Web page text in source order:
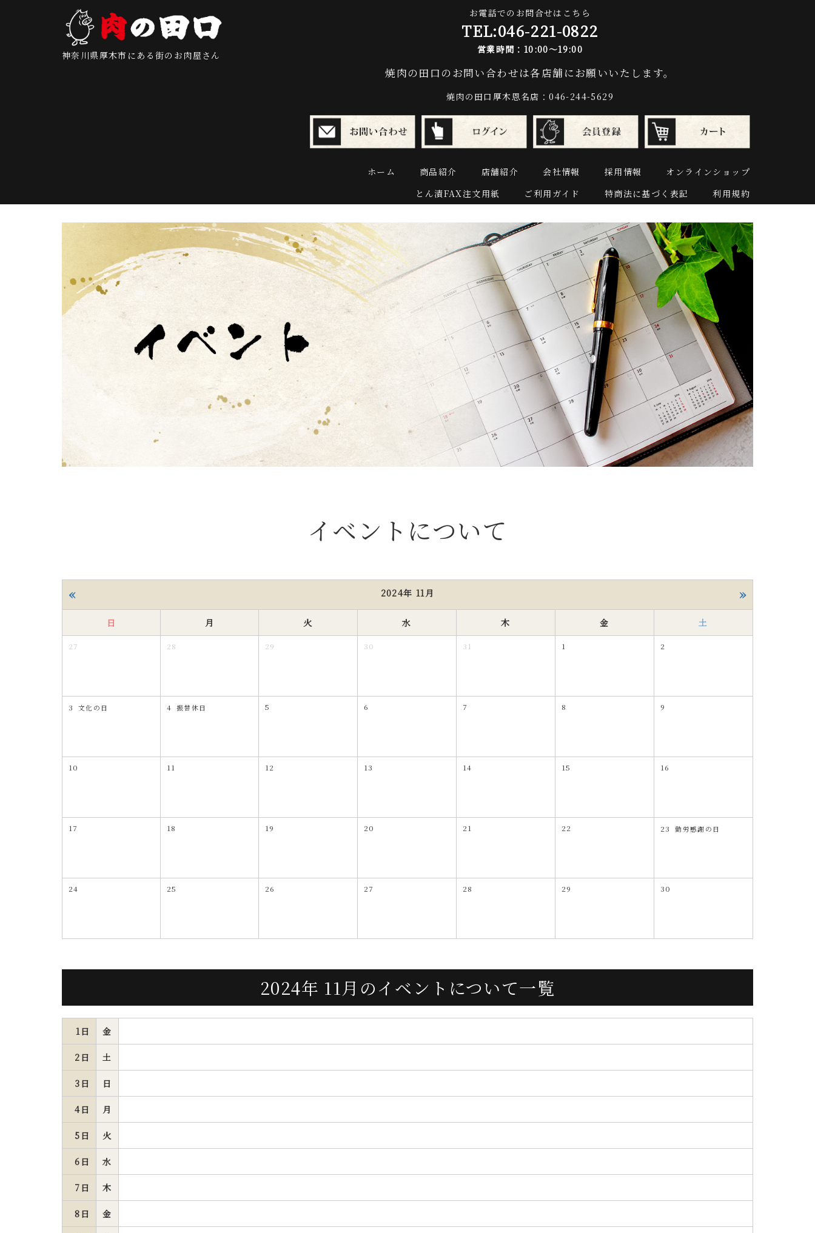
神奈川県厚木市にある街のお肉屋さん
お電話でのお問合せはこちら
TEL:046-221-0822
営業時間：10:00～19:00
焼肉の田口のお問い合わせは各店舗にお願いいたします。
焼肉の田口厚木恩名店：046-244-5629
ホーム 商品紹介 店舗紹介 会社情報 採用情報
オンラインショップ
とん漬FAX注文用紙
ご利用ガイド 特商法に基づく表記 利用規約
イベントについて
« 2024年 11月 »
日 月 火 水 木 金 土
27 28 29 30 31 1 2
3 文化の日 4 振替休日 5 6 7 8 9
10 11 12 13 14 15 16
17 18 19 20 21 22 23 勤労感謝の日
24 25 26 27 28 29 30
2024年 11月のイベントについて一覧
1日 金
2日 土
3日 日
4日 月
5日 火
6日 水
7日 木
8日 金